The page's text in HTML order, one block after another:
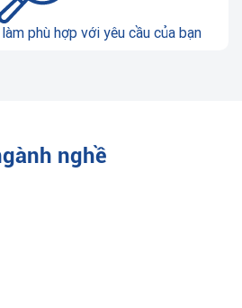
phù hợp với yêu cầu của bạn
nghề